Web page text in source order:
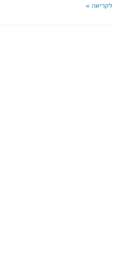
לקריאה »